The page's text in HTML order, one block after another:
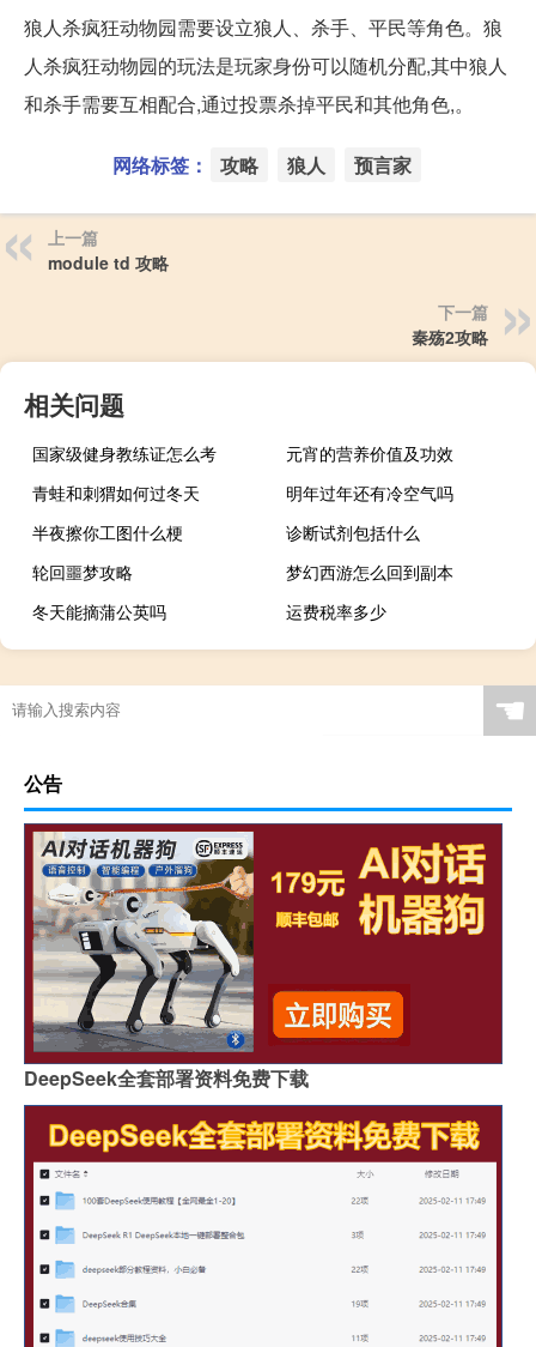
狼人杀疯狂动物园需要设立狼人、杀手、平民等角色。狼
人杀疯狂动物园的玩法是玩家身份可以随机分配,其中狼人
和杀手需要互相配合,通过投票杀掉平民和其他角色,。
网络标签： 攻略 狼人 预言家
上一篇
module td 攻略
下一篇
秦殇2攻略
相关问题
国家级健身教练证怎么考
元宵的营养价值及功效
青蛙和刺猬如何过冬天
明年过年还有冷空气吗
半夜擦你工图什么梗
诊断试剂包括什么
轮回噩梦攻略
梦幻西游怎么回到副本
冬天能摘蒲公英吗
运费税率多少
☚
公告
DeepSeek全套部署资料免费下载